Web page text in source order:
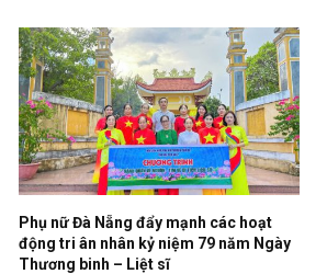
Phụ nữ Đà Nẵng đẩy mạnh các hoạt
động tri ân nhân kỷ niệm 79 năm Ngày
Thương binh – Liệt sĩ